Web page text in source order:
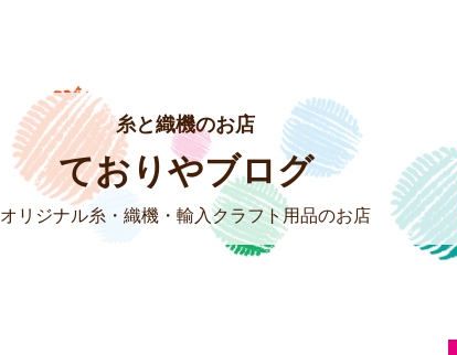
糸と織機のお店
ておりやブログ
オリジナル糸・織機・輸入クラフト用品のお店